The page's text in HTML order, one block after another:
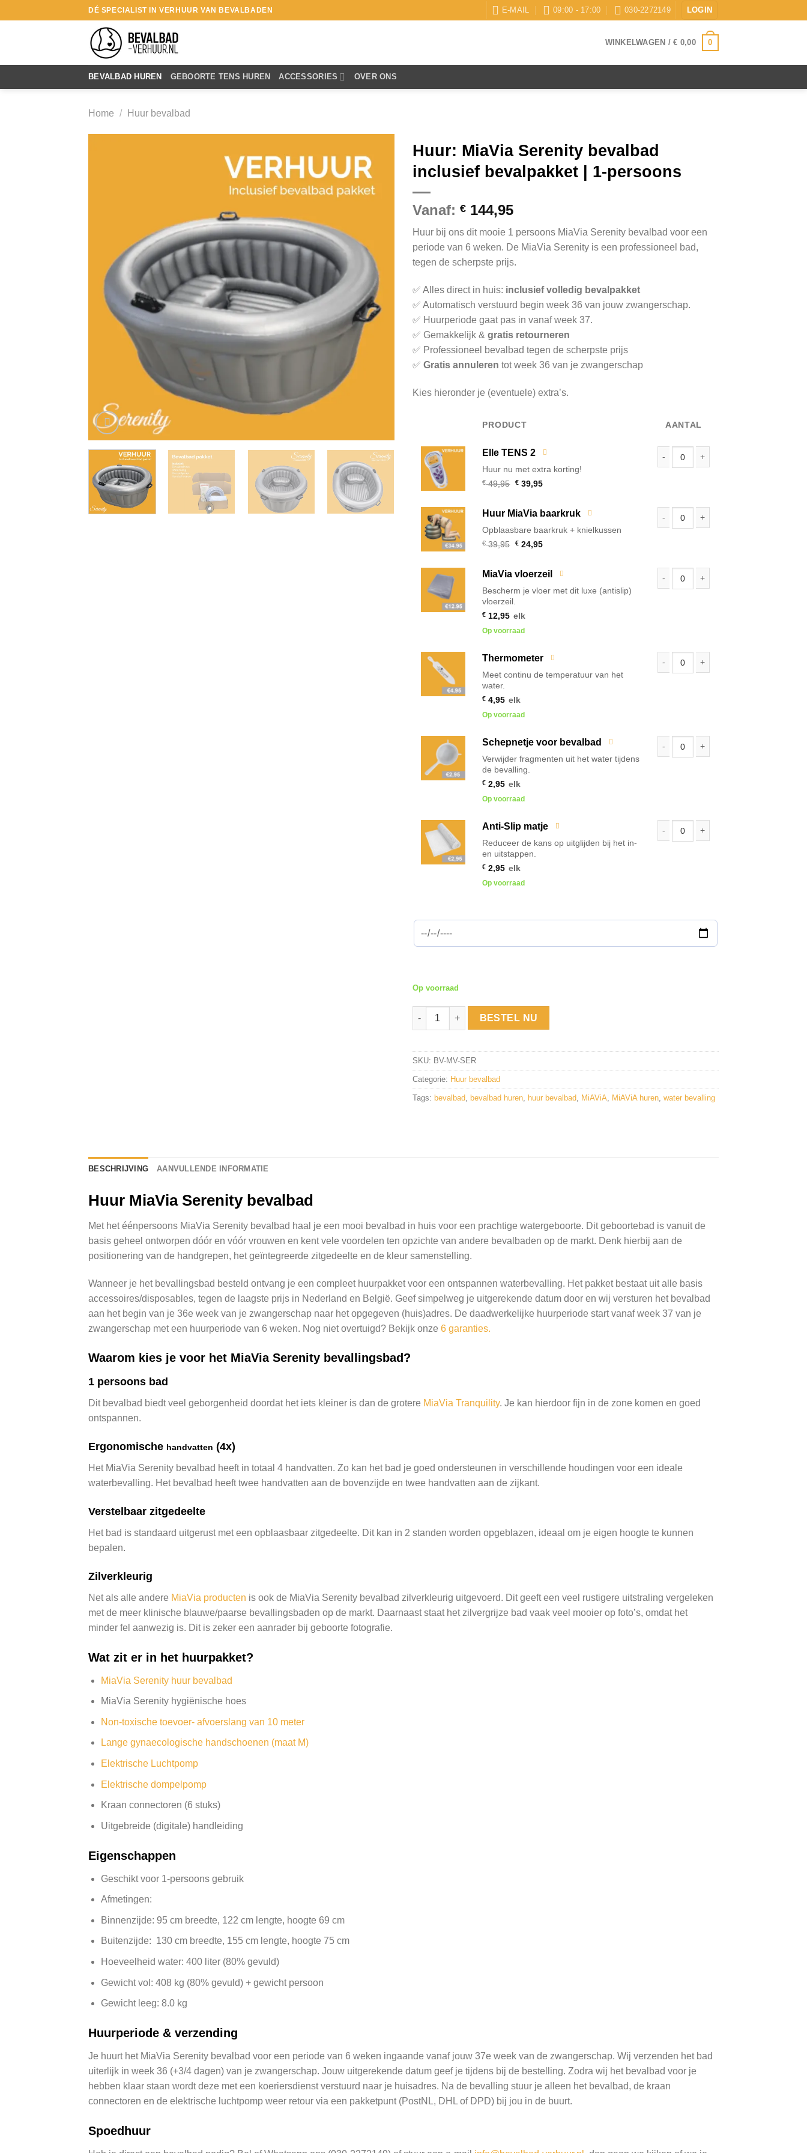
naar
DÉ SPECIALIST IN VERHUUR VAN BEVALBADEN E-MAIL 09:00 - 17:00 030-2272149 LOGIN
WINKELWAGEN /€ 0,00 0
BEVALBAD HUREN GEBOORTE TENS HUREN ACCESSORIES OVER ONS
Home / Huur bevalbad
Huur: MiaVia Serenity bevalbad
inclusief bevalpakket | 1-persoons
Vanaf: € 144,95
Huur bij ons dit mooie 1 persoons MiaVia Serenity bevalbad voor een
periode van 6 weken. De MiaVia Serenity is een professioneel bad,
tegen de scherpste prijs.
✅ Alles direct in huis: inclusief volledig bevalpakket
✅ Automatisch verstuurd begin week 36 van jouw zwangerschap.
✅ Huurperiode gaat pas in vanaf week 37.
✅ Gemakkelijk & gratis retourneren
✅ Professioneel bevalbad tegen de scherpste prijs
✅ Gratis annuleren tot week 36 van je zwangerschap
Kies hieronder je (eventuele) extra’s.
PRODUCT AANTAL
Elle TENS 2
Huur nu met extra korting!
€49,95 Oorspronkelijke
€ 49,95.
€39,95Huidige
€ 39,95.
Huur MiaVia baarkruk
Opblaasbare baarkruk + knielkussen
€39,95 Oorspronkelijke
€ 39,95.
€24,95Huidige
€ 24,95.
MiaVia vloerzeil
Bescherm je vloer met dit luxe (antislip)
vloerzeil.
€ 12,95 elk
Op voorraad
Thermometer
Meet continu de temperatuur van het
water.
€ 4,95 elk
Op voorraad
Schepnetje voor bevalbad
Verwijder fragmenten uit het water tijdens
de bevalling.
€ 2,95 elk
Op voorraad
Anti-Slip matje
Reduceer de kans op uitglijden bij het in-
en uitstappen.
€ 2,95 elk
Op voorraad
Op voorraad
Huur: MiaVia Serenity bevalbad inclusief bevalpakket | 1-persoons aantal
BESTEL NU
SKU: BV-MV-SER
Categorie: Huur bevalbad
Tags: bevalbad, bevalbad huren, huur bevalbad, MiAViA, MiAViA huren, water bevalling
BESCHRIJVING AANVULLENDE INFORMATIE
Huur MiaVia Serenity bevalbad
Met het éénpersoons MiaVia Serenity bevalbad haal je een mooi bevalbad in huis voor een prachtige watergeboorte. Dit geboortebad is vanuit de
basis geheel ontworpen dóór en vóór vrouwen en kent vele voordelen ten opzichte van andere bevalbaden op de markt. Denk hierbij aan de
positionering van de handgrepen, het geïntegreerde zitgedeelte en de kleur samenstelling.
Wanneer je het bevallingsbad besteld ontvang je een compleet huurpakket voor een ontspannen waterbevalling. Het pakket bestaat uit alle basis
accessoires/disposables, tegen de laagste prijs in Nederland en België. Geef simpelweg je uitgerekende datum door en wij versturen het bevalbad
aan het begin van je 36e week van je zwangerschap naar het opgegeven (huis)adres. De daadwerkelijke huurperiode start vanaf week 37 van je
zwangerschap met een huurperiode van 6 weken. Nog niet overtuigd? Bekijk onze 6 garanties.
Waarom kies je voor het MiaVia Serenity bevallingsbad?
1 persoons bad
Dit bevalbad biedt veel geborgenheid doordat het iets kleiner is dan de grotere MiaVia Tranquility. Je kan hierdoor fijn in de zone komen en goed
ontspannen.
Ergonomische handvatten (4x)
Het MiaVia Serenity bevalbad heeft in totaal 4 handvatten. Zo kan het bad je goed ondersteunen in verschillende houdingen voor een ideale
waterbevalling. Het bevalbad heeft twee handvatten aan de bovenzijde en twee handvatten aan de zijkant.
Verstelbaar zitgedeelte
Het bad is standaard uitgerust met een opblaasbaar zitgedeelte. Dit kan in 2 standen worden opgeblazen, ideaal om je eigen hoogte te kunnen
bepalen.
Zilverkleurig
Net als alle andere MiaVia producten is ook de MiaVia Serenity bevalbad zilverkleurig uitgevoerd. Dit geeft een veel rustigere uitstraling vergeleken
met de meer klinische blauwe/paarse bevallingsbaden op de markt. Daarnaast staat het zilvergrijze bad vaak veel mooier op foto’s, omdat het
minder fel aanwezig is. Dit is zeker een aanrader bij geboorte fotografie.
Wat zit er in het huurpakket?
MiaVia Serenity huur bevalbad
MiaVia Serenity hygiënische hoes
Non-toxische toevoer- afvoerslang van 10 meter
Lange gynaecologische handschoenen (maat M)
Elektrische Luchtpomp
Elektrische dompelpomp
Kraan connectoren (6 stuks)
Uitgebreide (digitale) handleiding
Eigenschappen
Geschikt voor 1-persoons gebruik
Afmetingen:
Binnenzijde: 95 cm breedte, 122 cm lengte, hoogte 69 cm
Buitenzijde: 130 cm breedte, 155 cm lengte, hoogte 75 cm
Hoeveelheid water: 400 liter (80% gevuld)
Gewicht vol: 408 kg (80% gevuld) + gewicht persoon
Gewicht leeg: 8.0 kg
Huurperiode & verzending
Je huurt het MiaVia Serenity bevalbad voor een periode van 6 weken ingaande vanaf jouw 37e week van de zwangerschap. Wij verzenden het bad
uiterlijk in week 36 (+3/4 dagen) van je zwangerschap. Jouw uitgerekende datum geef je tijdens bij de bestelling. Zodra wij het bevalbad voor je
hebben klaar staan wordt deze met een koeriersdienst verstuurd naar je huisadres. Na de bevalling stuur je alleen het bevalbad, de kraan
connectoren en de elektrische luchtpomp weer retour via een pakketpunt (PostNL, DHL of DPD) bij jou in de buurt.
Spoedhuur